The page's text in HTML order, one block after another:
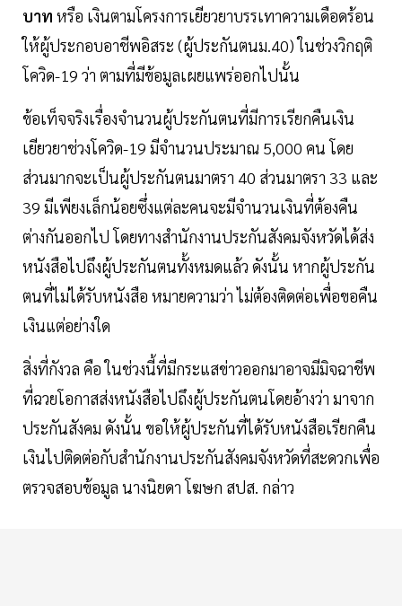
บาท หรือ เงินตามโครงการเยียวยาบรรเทาความเดือดร้อน
ให้ผู้ประกอบอาชีพอิสระ (ผู้ประกันตนม.40) ในช่วงวิกฤติ
โควิด-19 ว่า ตามที่มีข้อมูลเผยแพร่ออกไปนั้น
ข้อเท็จจริงเรื่องจำนวนผู้ประกันตนที่มีการเรียกคืนเงิน
เยียวยาช่วงโควิด-19 มีจำนวนประมาณ 5,000 คน โดย
ส่วนมากจะเป็นผู้ประกันตนมาตรา 40 ส่วนมาตรา 33 และ
39 มีเพียงเล็กน้อยซึ่งแต่ละคนจะมีจำนวนเงินที่ต้องคืน
ต่างกันออกไป โดยทางสำนักงานประกันสังคมจังหวัดได้ส่ง
หนังสือไปถึงผู้ประกันตนทั้งหมดแล้ว ดังนั้น หากผู้ประกัน
ตนที่ไม่ได้รับหนังสือ หมายความว่า ไม่ต้องติดต่อเพื่อขอคืน
เงินแต่อย่างใด
สิ่งที่กังวล คือ ในช่วงนี้ที่มีกระแสข่าวออกมาอาจมีมิจฉาชีพ
ที่ฉวยโอกาสส่งหนังสือไปถึงผู้ประกันตนโดยอ้างว่า มาจาก
ประกันสังคม ดังนั้น ขอให้ผู้ประกันที่ได้รับหนังสือเรียกคืน
เงินไปติดต่อกับสำนักงานประกันสังคมจังหวัดที่สะดวกเพื่อ
ตรวจสอบข้อมูล นางนิยดา โฆษก สปส. กล่าว